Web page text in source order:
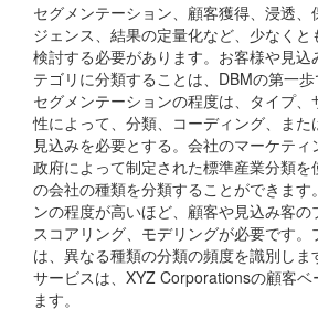
セグメンテーション、顧客獲得、浸透、
ジェンス、結果の定量化など、少なくと
検討する必要があります。お客様や見込
テゴリに分類することは、DBMの第一
セグメンテーションの程度は、タイプ
性によって、分類、コーディング、ま
見込みを必要とする。会社のマーケテ
政府によって制定された標準産業分類
の会社の種類を分類することができます
ンの程度が高いほど、顧客や見込み客の
スコアリング、モデリングが必要です
は、異なる種類の分類の頻度を識別しま
サービスは、XYZ Corporationsの顧客ベ
ます。